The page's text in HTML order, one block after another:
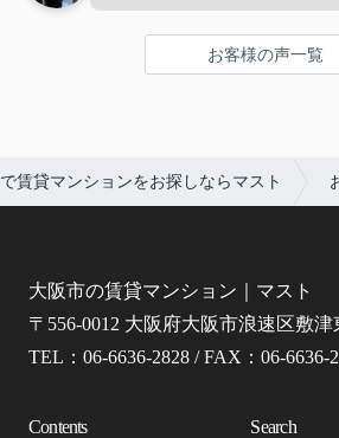
お客様の声一覧
賃貸マンションをお探しならマスト
大阪市の賃貸マンション｜マスト
〒556-0012 大阪府大阪市浪速区敷津
TEL：06-6636-2828 / FAX：06-6636-
Contents Search